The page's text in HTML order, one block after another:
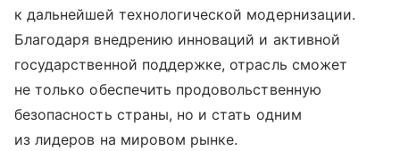
к дальнейшей технологической модернизации.
Благодаря внедрению инноваций и активной
государственной поддержке, отрасль сможет
не только обеспечить продовольственную
безопасность страны, но и стать одним
из лидеров на мировом рынке.